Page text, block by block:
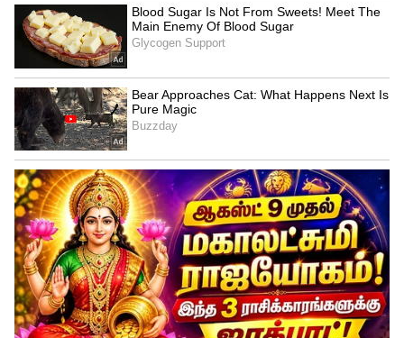
இது சாதகமான காலம்.
உடல்நலம் திருப்திகரமாக இருக்கும், இது
உங்களை சுறுசுறுப்பாக இயங்க வைக்கும்.
குடும்ப உறுப்பினர்களின் முழு ஒத்துழைப்பு
உங்களுக்குக் கிடைக்கும். நீண்ட நாள்
மனக்கவலைகள் நீங்கி அமைதி உண்டாகும்.
இதையும் படிங்க:புதன் தரும் பத்ர
ராஜயோகம் 2026: கடன் தீரும், காசு
சேரும்.. அதிர்ஷ்டக் காற்றில்
மிதக்கப்போகும் 3 ராசிகள்!